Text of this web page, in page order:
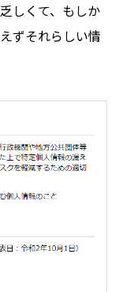
しくて、もしか
ずそれらしい情